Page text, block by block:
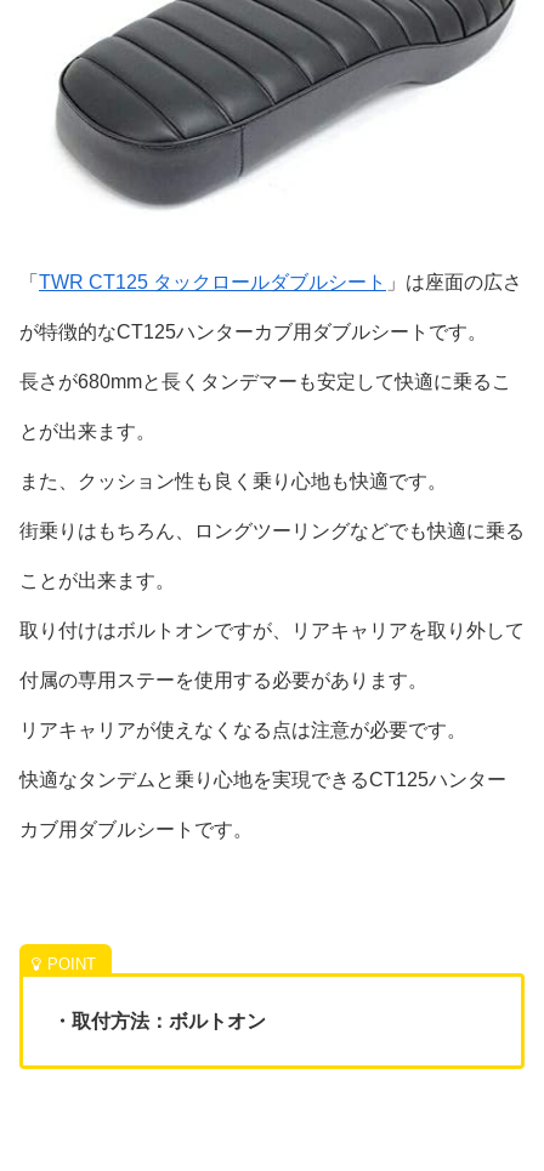
「 TWR CT125 タックロールダブルシート 」は座面の広さ
が特徴的なCT125ハンターカブ用ダブルシートです。
長さが680mmと長くタンデマーも安定して快適に乗るこ
とが出来ます。
また、クッション性も良く乗り心地も快適です。
街乗りはもちろん、ロングツーリングなどでも快適に乗る
ことが出来ます。
取り付けはボルトオンですが、リアキャリアを取り外して
付属の専用ステーを使用する必要があります。
リアキャリアが使えなくなる点は注意が必要です。
快適なタンデムと乗り心地を実現できるCT125ハンター
カブ用ダブルシートです。
・取付方法：ボルトオン